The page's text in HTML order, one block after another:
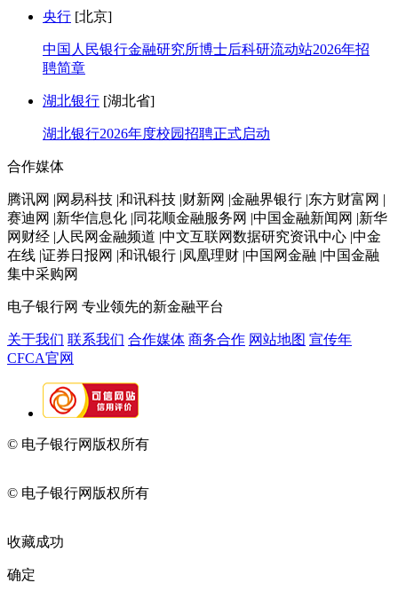
央行 [北京]
中国人民银行金融研究所博士后科研流动站2026年招
聘简章
湖北银行 [湖北省]
湖北银行2026年度校园招聘正式启动
合作媒体
腾讯网 |网易科技 |和讯科技 |财新网 |金融界银行 |东方财富网 |
赛迪网 |新华信息化 |同花顺金融服务网 |中国金融新闻网 |新华
网财经 |人民网金融频道 |中文互联网数据研究资讯中心 |中金
在线 |证券日报网 |和讯银行 |凤凰理财 |中国网金融 |中国金融
集中采购网
电子银行网 专业领先的新金融平台
关于我们 联系我们 合作媒体 商务合作 网站地图 宣传年
CFCA官网
© 电子银行网版权所有
© 电子银行网版权所有
收藏成功
确定